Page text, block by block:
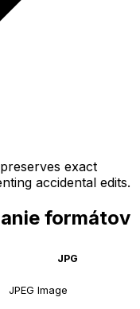
exact
accidental edits.
formátov
JPG
JPEG Image